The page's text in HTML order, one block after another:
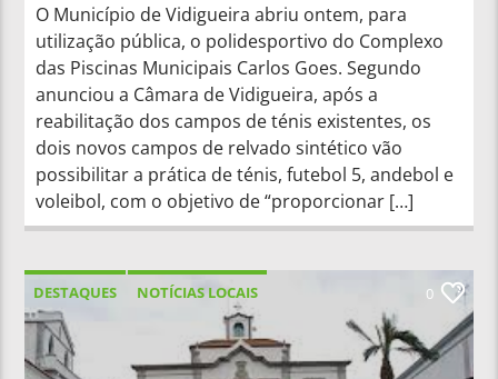
O Município de Vidigueira abriu ontem, para
utilização pública, o polidesportivo do Complexo
das Piscinas Municipais Carlos Goes. Segundo
anunciou a Câmara de Vidigueira, após a
reabilitação dos campos de ténis existentes, os
dois novos campos de relvado sintético vão
possibilitar a prática de ténis, futebol 5, andebol e
voleibol, com o objetivo de “proporcionar […]
DESTAQUES NOTÍCIAS LOCAIS 0